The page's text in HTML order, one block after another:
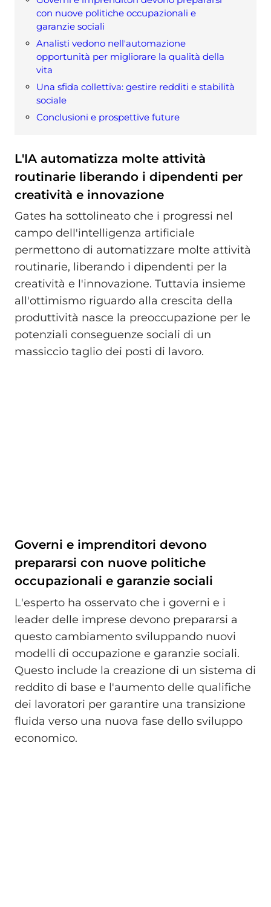
con nuove politiche occupazionali e
garanzie sociali
Analisti vedono nell'automazione
opportunità per migliorare la qualità della
vita
Una sfida collettiva: gestire redditi e stabilità
sociale
Conclusioni e prospettive future
L'IA automatizza molte attività
routinarie liberando i dipendenti per
creatività e innovazione
Gates ha sottolineato che i progressi nel
campo dell'intelligenza artificiale
permettono di automatizzare molte attività
routinarie, liberando i dipendenti per la
creatività e l'innovazione. Tuttavia insieme
all'ottimismo riguardo alla crescita della
produttività nasce la preoccupazione per le
potenziali conseguenze sociali di un
massiccio taglio dei posti di lavoro.
Governi e imprenditori devono
prepararsi con nuove politiche
occupazionali e garanzie sociali
L'esperto ha osservato che i governi e i
leader delle imprese devono prepararsi a
questo cambiamento sviluppando nuovi
modelli di occupazione e garanzie sociali.
Questo include la creazione di un sistema di
reddito di base e l'aumento delle qualifiche
dei lavoratori per garantire una transizione
fluida verso una nuova fase dello sviluppo
economico.